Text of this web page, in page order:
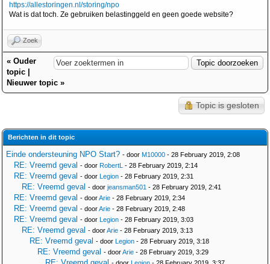
https://allestoringen.nl/storing/npo
Wat is dat toch. Ze gebruiken belastinggeld en geen goede website?
Zoek
« Ouder
topic
Nieuwer topic »
Topic is gesloten
Berichten in dit topic
Einde ondersteuning NPO Start? - door M10000 - 28 February 2019, 2:08
RE: Vreemd geval - door RobertL - 28 February 2019, 2:14
RE: Vreemd geval - door Legion - 28 February 2019, 2:31
RE: Vreemd geval - door jeansman501 - 28 February 2019, 2:41
RE: Vreemd geval - doorArie - 28 February 2019, 2:34
RE: Vreemd geval - doorArie - 28 February 2019, 2:48
RE: Vreemd geval - door Legion - 28 February 2019, 3:03
RE: Vreemd geval - doorArie - 28 February 2019, 3:13
RE: Vreemd geval - door Legion - 28 February 2019, 3:18
RE: Vreemd geval - doorArie - 28 February 2019, 3:29